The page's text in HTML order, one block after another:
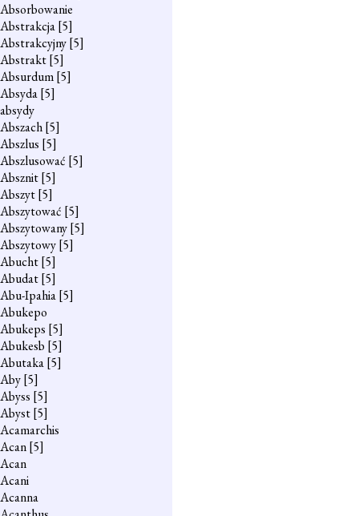
Absorbowanie
Abstrakcja[5]
Abstrakcyjny[5]
Abstrakt[5]
Absurdum[5]
Absyda[5]
absydy
Abszach[5]
Abszlus [5]
Abszlusować [5]
Absznit[5]
Abszyt[5]
Abszytować [5]
Abszytowany[5]
Abszytowy[5]
Abucht[5]
Abudat[5]
Abu-Ipahia[5]
Abukepo
Abukeps [5]
Abukesb [5]
Abutaka[5]
Aby[5]
Abyss [5]
Abyst[5]
Acamarchis
Acan[5]
Acan
Acani
Acanna